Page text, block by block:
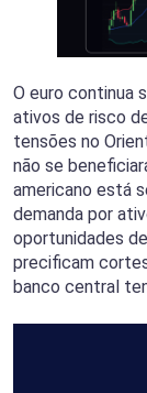
O euro continua
ativos de risco
tensões no
não se
americano está
demanda por
oportunidades
precificam
banco central